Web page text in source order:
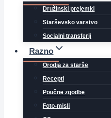
Družinski prejemki
Starševsko varstvo
Socialni transferji
Razno
Orodja za starše
Recepti
Poučne zgodbe
Foto-misli